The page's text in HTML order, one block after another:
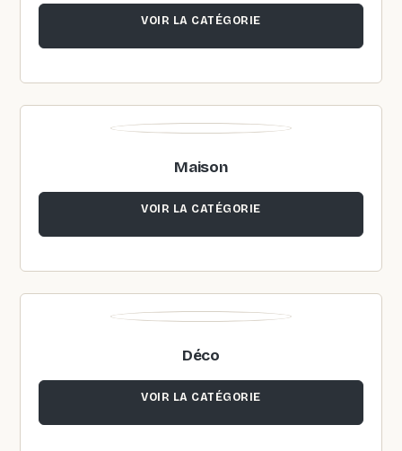
VOIR LA CATÉGORIE
Maison
VOIR LA CATÉGORIE
Déco
VOIR LA CATÉGORIE